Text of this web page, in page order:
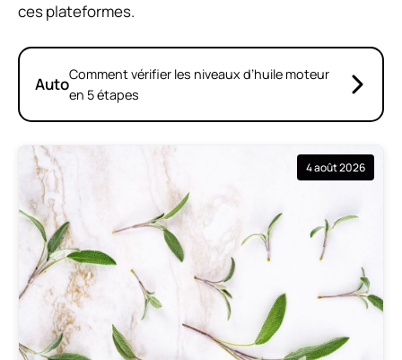
ces plateformes.
AutoComment vérifier les niveaux d’huile moteur
en 5 étapes
4 août 2026